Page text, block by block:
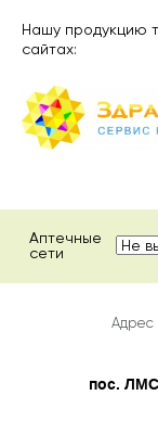
Нашу продукцию
сайтах:
Аптечные
сети
Адрес
пос.